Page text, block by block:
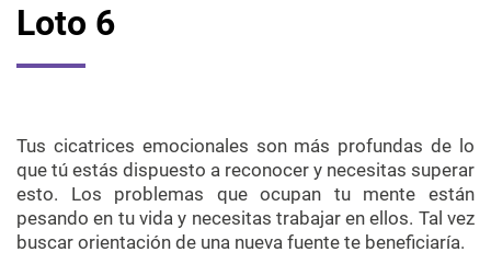
Loto 6
Tus cicatrices emocionales son más profundas de lo
que tú estás dispuesto a reconocer y necesitas superar
esto. Los problemas que ocupan tu mente están
pesando en tu vida y necesitas trabajar en ellos. Tal vez
buscar orientación de una nueva fuente te beneficiaría.